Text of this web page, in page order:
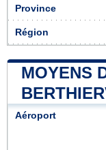
Province
Région
MOYENS
Aéroport